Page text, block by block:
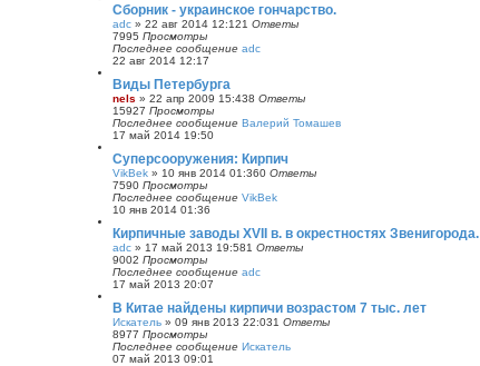
Сборник - украинское гончарство.
adc » 22 авг 2014 12:121 Ответы
7995 Просмотры
Последнее сообщение adc
22 авг 2014 12:17
Виды Петербурга
nels » 22 апр 2009 15:438 Ответы
15927 Просмотры
Последнее сообщение Валерий Томашев
17 май 2014 19:50
Суперсооружения: Кирпич
VikBek » 10 янв 2014 01:360 Ответы
7590 Просмотры
Последнее сообщение VikBek
10 янв 2014 01:36
Кирпичные заводы XVII в. в окрестностях Звенигорода.
adc » 17 май 2013 19:581 Ответы
9002 Просмотры
Последнее сообщение adc
17 май 2013 20:07
В Китае найдены кирпичи возрастом 7 тыс. лет
Искатель » 09 янв 2013 22:031 Ответы
8977 Просмотры
Последнее сообщение Искатель
07 май 2013 09:01